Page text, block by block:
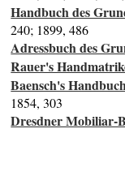
Handbuch des
240; 1899, 486
Adressbuch des
Rauer's
Baensch's
1854, 303
Dresdner Mobiliar-